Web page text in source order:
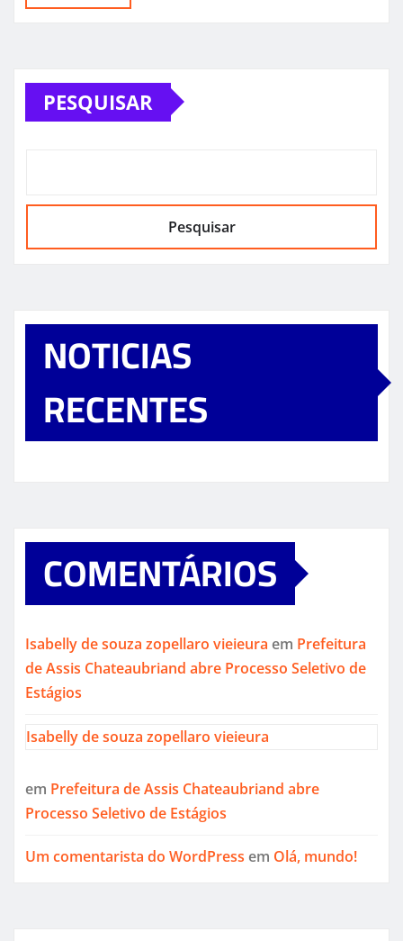
PESQUISAR
Pesquisar
NOTICIAS
RECENTES
COMENTÁRIOS
Isabelly de souza zopellaro vieieura em Prefeitura
de Assis Chateaubriand abre Processo Seletivo de
Estágios
Isabelly de souza zopellaro vieieura
em Prefeitura de Assis Chateaubriand abre
Processo Seletivo de Estágios
Um comentarista do WordPress em Olá, mundo!